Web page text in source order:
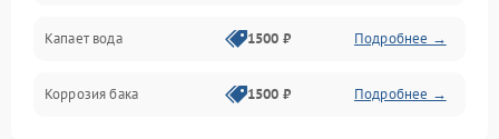
Капает вода 1500 ₽ Подробнее →
Коррозия бака 1500 ₽ Подробнее →